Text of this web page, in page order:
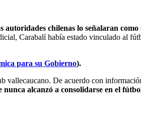
chilenas lo señalaran
Carabalí había estado vinculado al
para su Gobierno).
vallecaucano. De acuerdo con
alcanzó a consolidarse en el